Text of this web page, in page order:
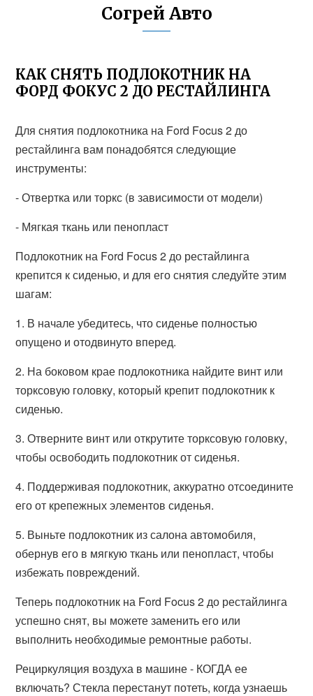
Согрей Авто
КАК СНЯТЬ ПОДЛОКОТНИК НА
ФОРД ФОКУС 2 ДО РЕСТАЙЛИНГА
Для снятия подлокотника на Ford Focus 2 до
рестайлинга вам понадобятся следующие
инструменты:
- Отвертка или торкс (в зависимости от модели)
- Мягкая ткань или пенопласт
Подлокотник на Ford Focus 2 до рестайлинга
крепится к сиденью, и для его снятия следуйте этим
шагам:
1. В начале убедитесь, что сиденье полностью
опущено и отодвинуто вперед.
2. На боковом крае подлокотника найдите винт или
торксовую головку, который крепит подлокотник к
сиденью.
3. Отверните винт или открутите торксовую головку,
чтобы освободить подлокотник от сиденья.
4. Поддерживая подлокотник, аккуратно отсоедините
его от крепежных элементов сиденья.
5. Выньте подлокотник из салона автомобиля,
обернув его в мягкую ткань или пенопласт, чтобы
избежать повреждений.
Теперь подлокотник на Ford Focus 2 до рестайлинга
успешно снят, вы можете заменить его или
выполнить необходимые ремонтные работы.
Рециркуляция воздуха в машине - КОГДА ее
включать? Стекла перестанут потеть, когда узнаешь